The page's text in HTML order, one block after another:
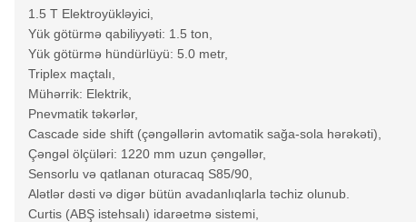
1.5 T Elektroyükləyici,
Yük götürmə qabiliyyəti: 1.5 ton,
Yük götürmə hündürlüyü: 5.0 metr,
Triplex maçtalı,
Mühərrik: Elektrik,
Pnevmatik təkərlər,
Cascade side shift (çəngəllərin avtomatik sağa-sola hərəkəti),
Çəngəl ölçüləri: 1220 mm uzun çəngəllər,
Sensorlu və qatlanan oturacaq S85/90,
Alətlər dəsti və digər bütün avadanlıqlarla təchiz olunub.
Curtis (ABŞ istehsalı) idarəetmə sistemi,